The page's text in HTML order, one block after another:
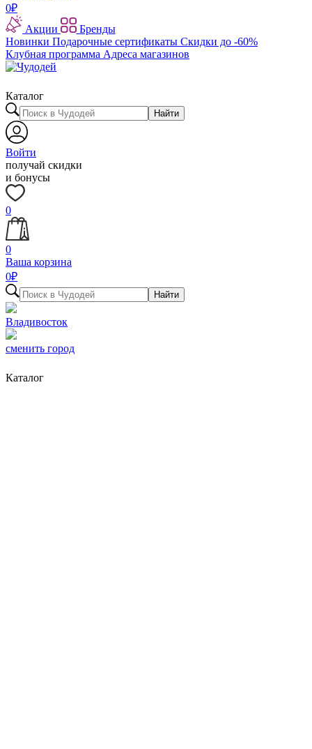
0₽
Акции
Бренды
Новинки Подарочные сертификаты Скидки до -60%
Клубная программа Адреса магазинов
Каталог
Найти
Войти
получай скидки
и бонусы
0
0
Ваша корзина
0₽
Найти
Владивосток
сменить город
Каталог